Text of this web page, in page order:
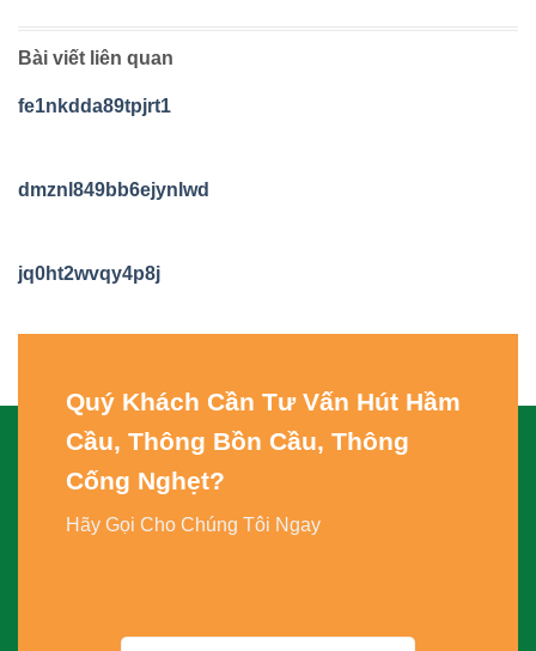
Bài viết liên quan
fe1nkdda89tpjrt1
dmznl849bb6ejynlwd
jq0ht2wvqy4p8j
Quý Khách Cần Tư Vấn Hút Hầm
Cầu, Thông Bồn Cầu, Thông
Cống Nghẹt?
Hãy Gọi Cho Chúng Tôi Ngay